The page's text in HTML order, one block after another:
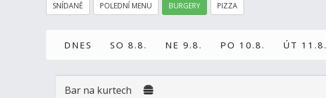
SNÍDANĚ POLEDNÍ MENU BURGERY PIZZA
DNES SO 8.8. NE 9.8. PO 10.8. ÚT 11.8.
Bar na kurtech